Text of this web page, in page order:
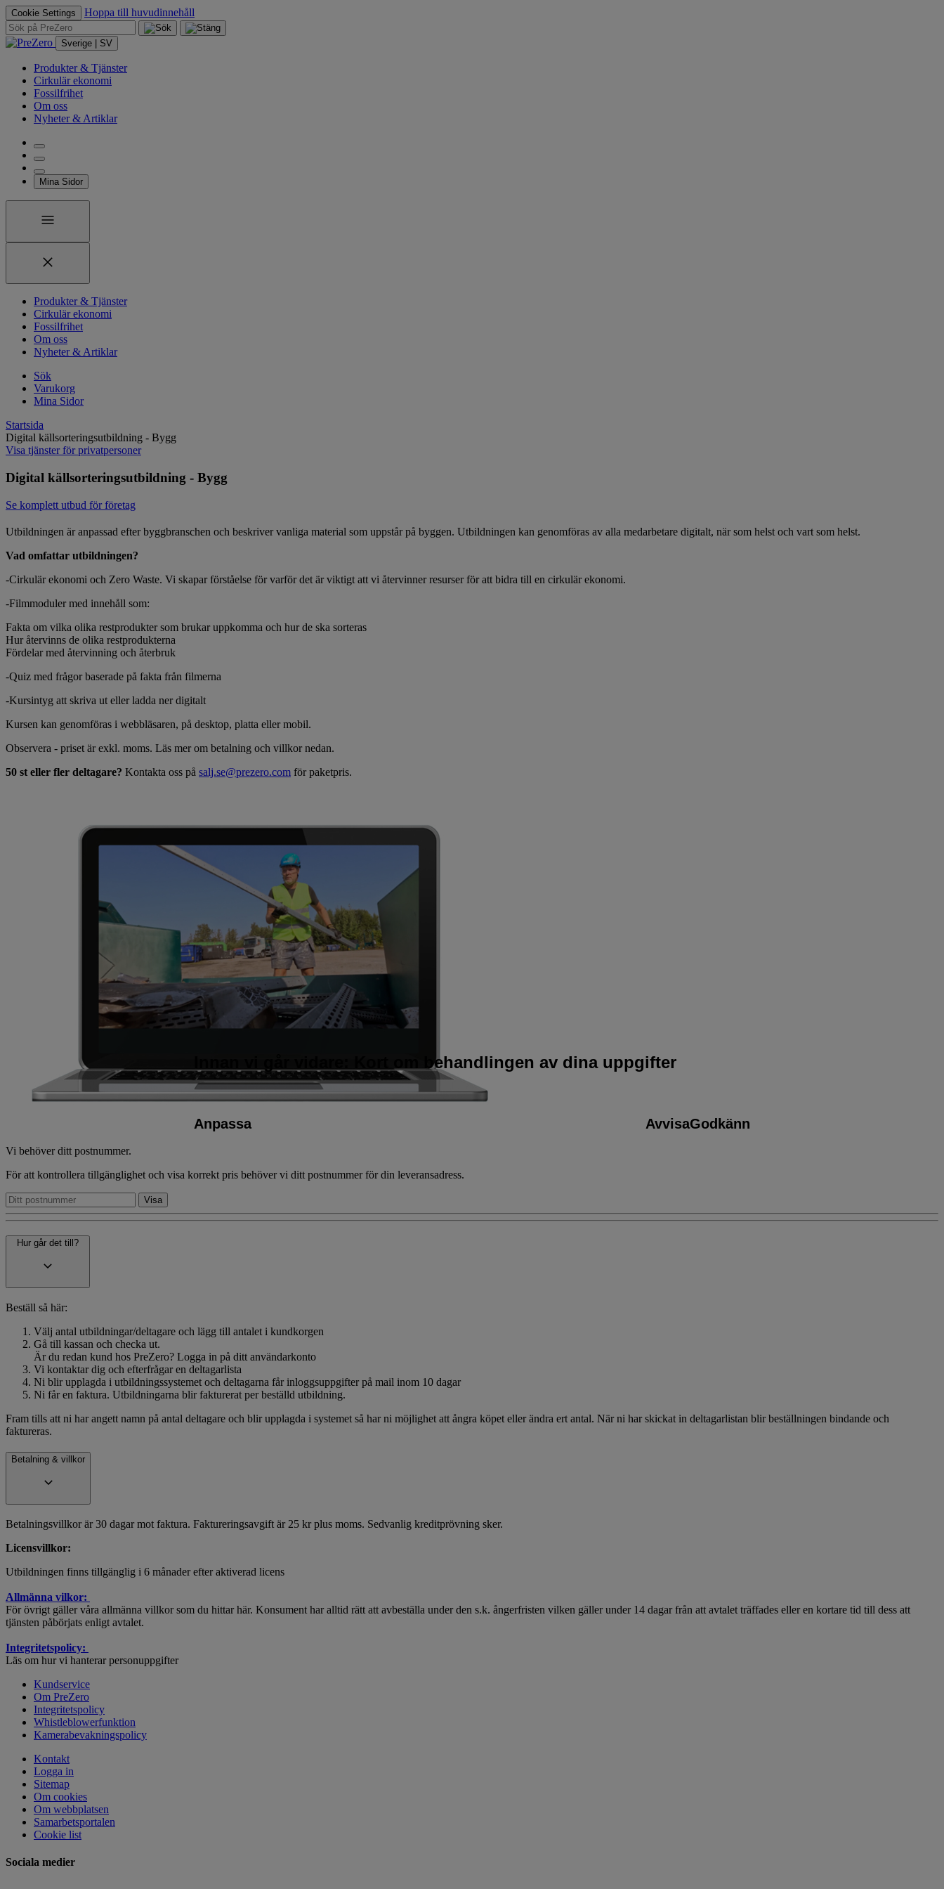
Innan vi går vidare: Kort om behandlingen av dina uppgifter
Anpassa AvvisaGodkänn
Cookie Settings Hoppa till huvudinnehåll
Sverige | SV
Produkter & Tjänster
Cirkulär ekonomi
Fossilfrihet
Om oss
Nyheter & Artiklar
Mina Sidor
Produkter & Tjänster
Cirkulär ekonomi
Fossilfrihet
Om oss
Nyheter & Artiklar
Sök
Varukorg
Mina Sidor
Startsida
Digital källsorteringsutbildning - Bygg
Visa tjänster för privatpersoner
Digital källsorteringsutbildning - Bygg
Se komplett utbud för företag
Utbildningen är anpassad efter byggbranschen och beskriver vanliga material som uppstår på byggen. Utbildningen kan genomföras av alla medarbetare digitalt, när som helst och vart som helst.
Vad omfattar utbildningen?
-Cirkulär ekonomi och Zero Waste. Vi skapar förståelse för varför det är viktigt att vi återvinner resurser för att bidra till en cirkulär ekonomi.
-Filmmoduler med innehåll som:
Fakta om vilka olika restprodukter som brukar uppkomma och hur de ska sorteras
Hur återvinns de olika restprodukterna
Fördelar med återvinning och återbruk
-Quiz med frågor baserade på fakta från filmerna
-Kursintyg att skriva ut eller ladda ner digitalt
Kursen kan genomföras i webbläsaren, på desktop, platta eller mobil.
Observera - priset är exkl. moms. Läs mer om betalning och villkor nedan.
50 st eller fler deltagare? Kontakta oss på salj.se@prezero.com för paketpris.
Vi behöver ditt postnummer.
För att kontrollera tillgänglighet och visa korrekt pris behöver vi ditt postnummer för din leveransadress.
Hur går det till?
Beställ så här:
Välj antal utbildningar/deltagare och lägg till antalet i kundkorgen
Gå till kassan och checka ut.
Är du redan kund hos PreZero? Logga in på ditt användarkonto
Vi kontaktar dig och efterfrågar en deltagarlista
Ni blir upplagda i utbildningssystemet och deltagarna får inloggsuppgifter på mail inom 10 dagar
Ni får en faktura. Utbildningarna blir fakturerat per beställd utbildning.
Fram tills att ni har angett namn på antal deltagare och blir upplagda i systemet så har ni möjlighet att ångra köpet eller ändra ert antal. När ni har skickat in deltagarlistan blir beställningen bindande och
faktureras.
Betalning & villkor
Betalningsvillkor är 30 dagar mot faktura. Faktureringsavgift är 25 kr plus moms. Sedvanlig kreditprövning sker.
Licensvillkor:
Utbildningen finns tillgänglig i 6 månader efter aktiverad licens
Allmänna vilkor:
För övrigt gäller våra allmänna villkor som du hittar här. Konsument har alltid rätt att avbeställa under den s.k. ångerfristen vilken gäller under 14 dagar från att avtalet träffades eller en kortare tid till dess att
tjänsten påbörjats enligt avtalet.
Integritetspolicy:
Läs om hur vi hanterar personuppgifter
Kundservice
Om PreZero
Integritetspolicy
Whistleblowerfunktion
Kamerabevakningspolicy
Kontakt
Logga in
Sitemap
Om cookies
Om webbplatsen
Samarbetsportalen
Cookie list
Sociala medier